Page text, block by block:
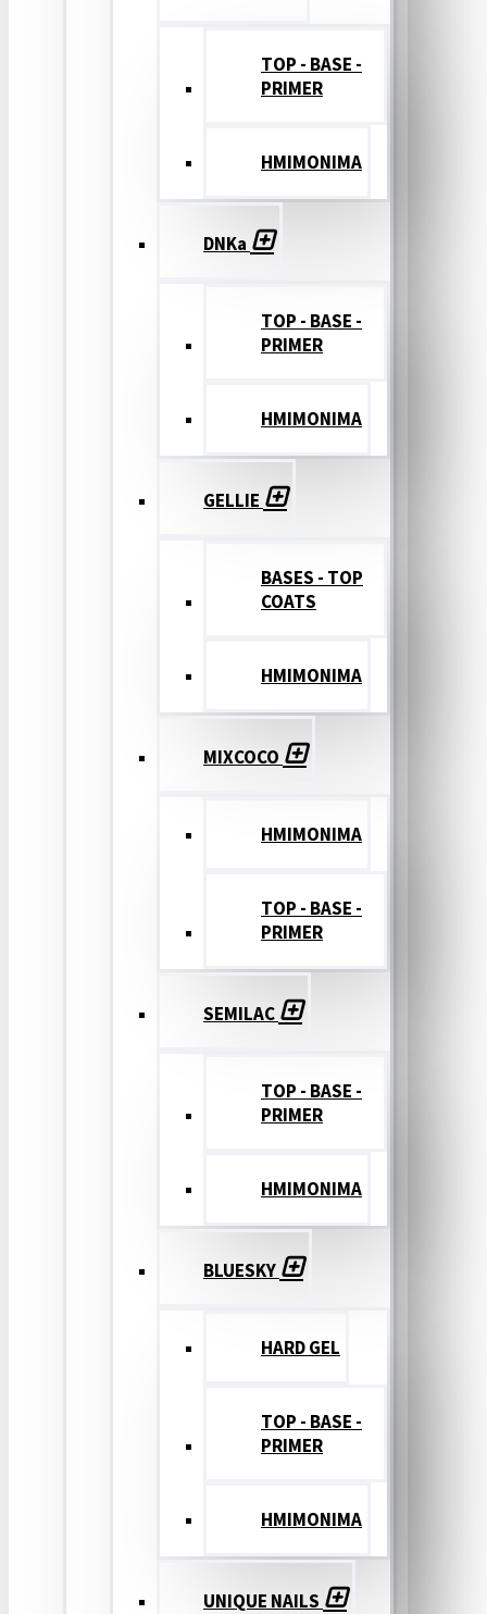
TOP - BASE -
PRIMER
ΗΜΙΜΟΝΙΜΑ
DNKa
TOP - BASE -
PRIMER
ΗΜΙΜΟΝΙΜΑ
GELLIE
BASES - TOP
COATS
ΗΜΙΜΟΝΙΜΑ
MIXCOCO
HMIMONIMA
TOP - BASE -
PRIMER
SEMILAC
TOP - BASE -
PRIMER
ΗΜΙΜΟΝΙΜΑ
BLUESKY
HARD GEL
TOP - BASE -
PRIMER
ΗΜΙΜΟΝΙΜΑ
UNIQUE NAILS